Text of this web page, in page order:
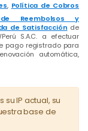
, Política de Cobros
Reembolsos y
de Satisfacción de
S.A.C. a efectuar
pago registrado para
automática,
IP actual, su
base de